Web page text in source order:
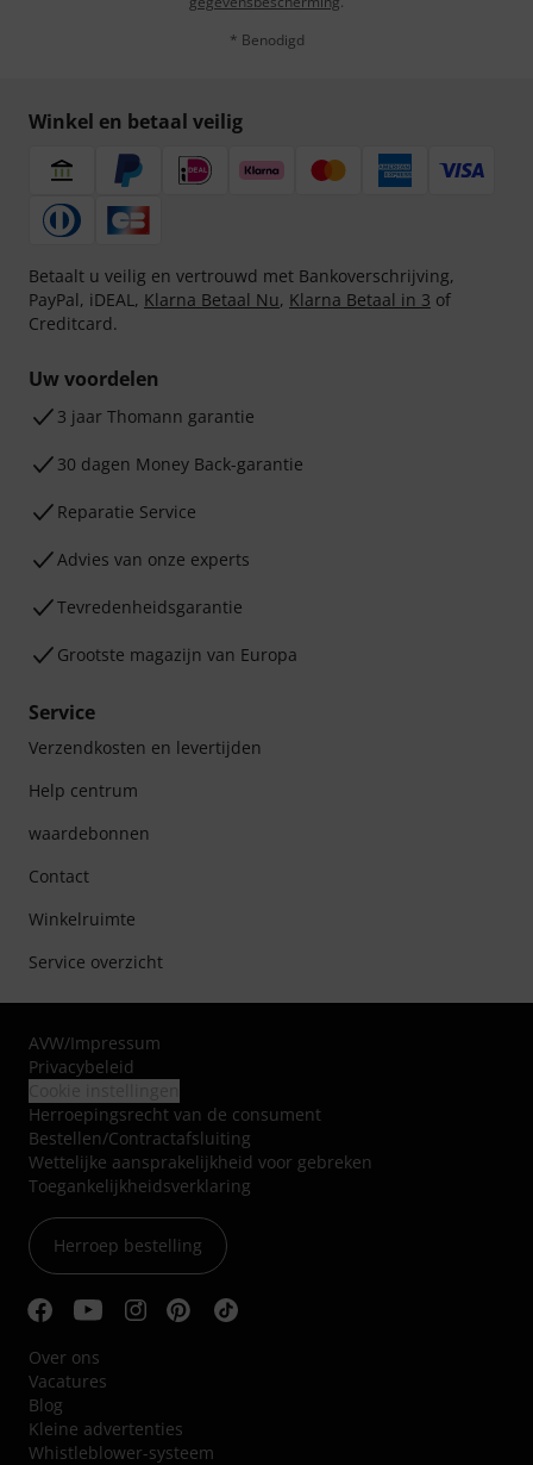
* Benodigd
Winkel en betaal veilig
Betaalt u veilig en vertrouwd met Bankoverschrijving,
PayPal, iDEAL, Klarna Betaal Nu, Klarna Betaal in 3 of
Creditcard.
Uw voordelen
3 jaar Thomann garantie
30 dagen Money Back-garantie
Reparatie Service
Advies van onze experts
Tevredenheidsgarantie
Grootste magazijn van Europa
Service
Verzendkosten en levertijden
Help centrum
waardebonnen
Contact
Winkelruimte
Service overzicht
AVW/Impressum
Privacybeleid
Herroepingsrecht van de consument
Bestellen/Contractafsluiting
Wettelijke aansprakelijkheid voor gebreken
Toegankelijkheidsverklaring
Herroep bestelling
Over ons
Vacatures
Blog
Kleine advertenties
Whistleblower-systeem